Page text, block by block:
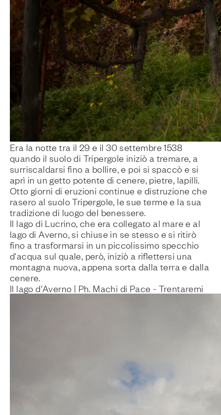
Era la notte tra il 29 e il 30 settembre 1538
quando il suolo di Tripergole iniziò a tremare, a
surriscaldarsi fino a bollire, e poi si spaccò e si
aprì in un getto potente di cenere, pietre, lapilli.
Otto giorni di eruzioni continue e distruzione che
rasero al suolo Tripergole, le sue terme e la sua
tradizione di luogo del benessere.
Il lago di Lucrino, che era collegato al mare e al
lago di Averno, si chiuse in se stesso e si ritirò
fino a trasformarsi in un piccolissimo specchio
d'acqua sul quale, però, iniziò a riflettersi una
montagna nuova, appena sorta dalla terra e dalla
cenere.
Il lago d'Averno | Ph. Machi di Pace - Trentaremi